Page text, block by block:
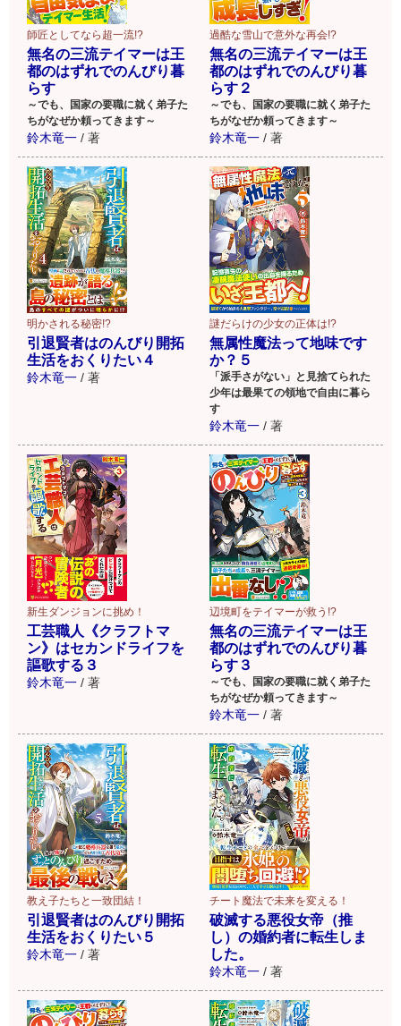
師匠としてなら超一流!?
無名の三流テイマーは王
都のはずれでのんびり暮
らす
～でも、国家の要職に就く弟子た
ちがなぜか頼ってきます～
鈴木竜一 / 著
過酷な雪山で意外な再会!?
無名の三流テイマーは王
都のはずれでのんびり暮
らす２
～でも、国家の要職に就く弟子た
ちがなぜか頼ってきます～
鈴木竜一 / 著
明かされる秘密!?
引退賢者はのんびり開拓
生活をおくりたい４
鈴木竜一 / 著
謎だらけの少女の正体は!?
無属性魔法って地味です
か？５
「派手さがない」と見捨てられた
少年は最果ての領地で自由に暮ら
す
鈴木竜一 / 著
新生ダンジョンに挑め！
工芸職人《クラフトマ
ン》はセカンドライフを
謳歌する３
鈴木竜一 / 著
辺境町をテイマーが救う!?
無名の三流テイマーは王
都のはずれでのんびり暮
らす３
～でも、国家の要職に就く弟子た
ちがなぜか頼ってきます～
鈴木竜一 / 著
教え子たちと一致団結！
引退賢者はのんびり開拓
生活をおくりたい５
鈴木竜一 / 著
チート魔法で未来を変える！
破滅する悪役女帝（推
し）の婚約者に転生しま
した。
鈴木竜一 / 著